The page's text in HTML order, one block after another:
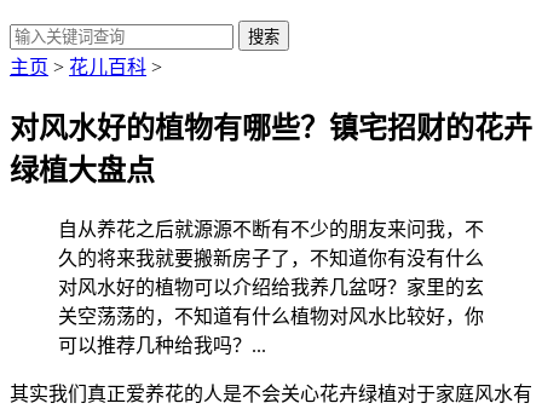
搜索
主页 > 花儿百科 >
对风水好的植物有哪些？镇宅招财的花卉
绿植大盘点
自从养花之后就源源不断有不少的朋友来问我，不
久的将来我就要搬新房子了，不知道你有没有什么
对风水好的植物可以介绍给我养几盆呀？家里的玄
关空荡荡的，不知道有什么植物对风水比较好，你
可以推荐几种给我吗？...
其实我们真正爱养花的人是不会关心花卉绿植对于家庭风水有